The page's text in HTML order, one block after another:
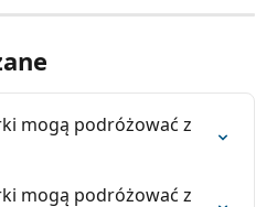
mogą podróżować z
mogą podróżować z